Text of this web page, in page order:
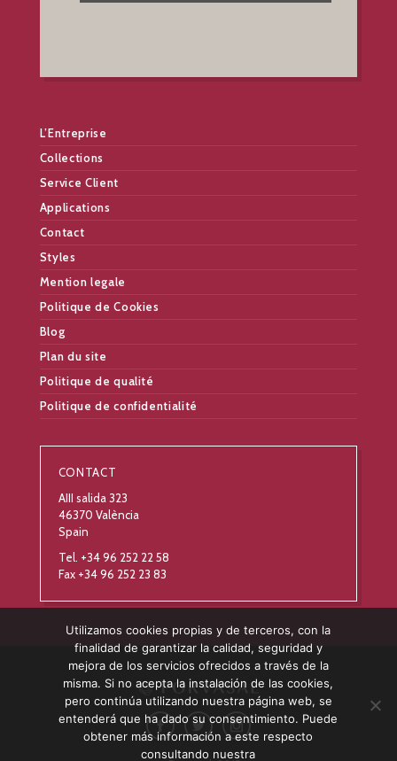
L’Entreprise
Collections
Service Client
Applications
Contact
Styles
Mention legale
Politique de Cookies
Blog
Plan du site
Politique de qualité
Politique de confidentialité
CONTACT
AIII salida 323
46370 València
Spain
Tel. +34 96 252 22 58
Fax +34 96 252 23 83
Utilizamos cookies propias y de terceros, con la
finalidad de garantizar la calidad, seguridad y
mejora de los servicios ofrecidos a través de la
misma. Si no acepta la instalación de las cookies,
pero continúa utilizando nuestra página web, se
entenderá que ha dado su consentimiento. Puede
obtener más información a este respecto
consultando nuestra